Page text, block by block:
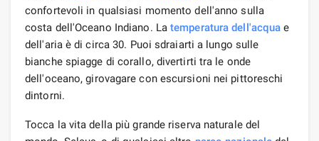
confortevoli in qualsiasi momento dell'anno sulla
costa dell'Oceano Indiano. Latemperatura dell'acqua e
dell'aria è di circa 30. Puoi sdraiarti a lungo sulle
bianche spiagge di corallo, divertirti tra le onde
dell'oceano, girovagare con escursioni nei pittoreschi
dintorni.
Tocca la vita della più grande riserva naturale del